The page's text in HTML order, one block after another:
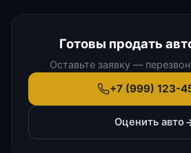
Готовы продать
Оставьте заявку —
+7 (999) 123-
Оценить авто